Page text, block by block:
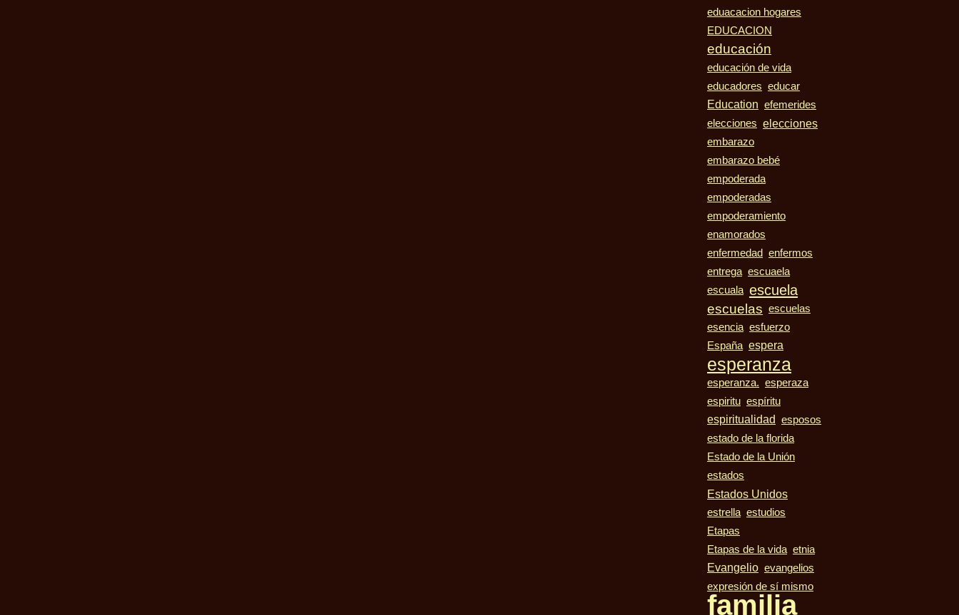
eduacacion hogares
EDUCACION
educación
educación de vida
educadores educar
Education efemerides
elecciones elecciones
embarazo
embarazo bebé
empoderada
empoderadas
empoderamiento
enamorados
enfermedad
enfermos
entrega escuaela
escuala escuela
escuelas escuelas
esencia esfuerzo
España espera
esperanza
esperanza. esperaza
espiritu espíritu
espiritualidad
esposos
estado de la florida
Estado de la Unión
estados
Estados Unidos
estrella estudios
Etapas
Etapas de la vida etnia
Evangelio evangelios
expresión de sí mismo
familia